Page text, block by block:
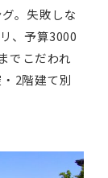
。失敗しな
、予算3000
でこだわれ
2階建て別